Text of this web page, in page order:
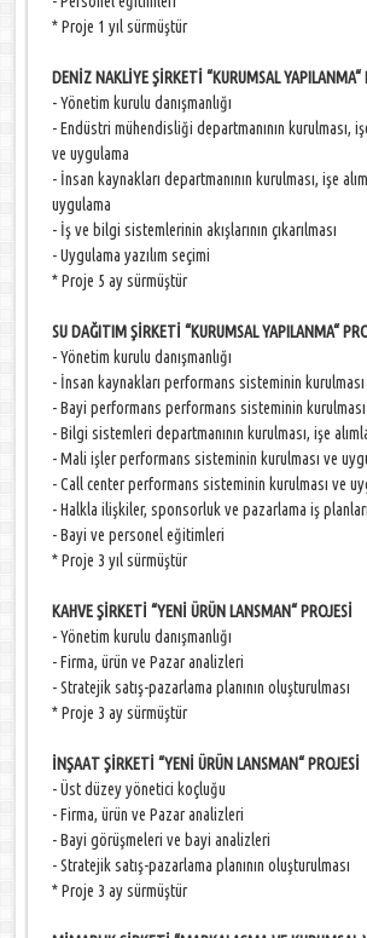
* Proje 1 yıl sürmüştür
DENİZ NAKLİYE ŞİRKETİ “KURUMSAL YAPILANMA“
- Yönetim kurulu danışmanlığı
- Endüstri mühendisliği departmanının kurulması,
ve uygulama
- İnsan kaynakları departmanının kurulması, işe
uygulama
- İş ve bilgi sistemlerinin akışlarının çıkarılması
- Uygulama yazılım seçimi
* Proje 5 ay sürmüştür
SU DAĞITIM ŞİRKETİ “KURUMSAL YAPILANMA“
- Yönetim kurulu danışmanlığı
- İnsan kaynakları performans sisteminin
- Bayi performans performans sisteminin
- Bilgi sistemleri departmanının kurulması, işe
- Mali işler performans sisteminin kurulması ve
- Call center performans sisteminin kurulması ve
- Halkla ilişkiler, sponsorluk ve pazarlama iş
- Bayi ve personel eğitimleri
* Proje 3 yıl sürmüştür
KAHVE ŞİRKETİ “YENİ ÜRÜN LANSMAN“ PROJESİ
- Yönetim kurulu danışmanlığı
- Firma, ürün ve Pazar analizleri
- Stratejik satış-pazarlama planının oluşturulması
* Proje 3 ay sürmüştür
İNŞAAT ŞİRKETİ “YENİ ÜRÜN LANSMAN“ PROJESİ
- Üst düzey yönetici koçluğu
- Firma, ürün ve Pazar analizleri
- Bayi görüşmeleri ve bayi analizleri
- Stratejik satış-pazarlama planının oluşturulması
* Proje 3 ay sürmüştür